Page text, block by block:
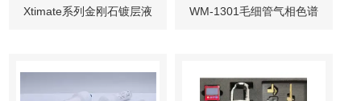
Xtimate系列金刚石镀层液 WM-1301毛细管气相色谱